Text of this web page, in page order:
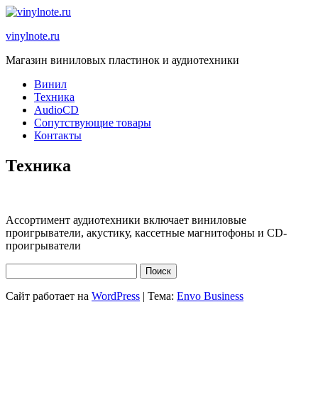
vinylnote.ru
Магазин виниловых пластинок и аудиотехники
Винил
Техника
AudioCD
Сопутствующие товары
Контакты
Техника
Ассортимент аудиотехники включает виниловые
проигрыватели, акустику, кассетные магнитофоны и CD-
проигрыватели
Сайт работает на WordPress | Тема: Envo Business